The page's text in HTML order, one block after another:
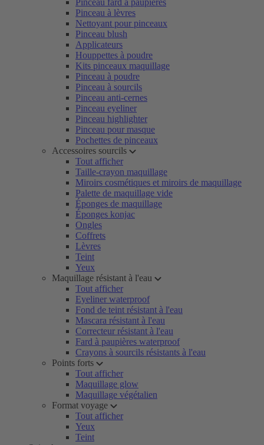
Pinceau fard à paupières
Pinceau à lèvres
Nettoyant pour pinceaux
Pinceau blush
Applicateurs
Houppettes à poudre
Kits pinceaux maquillage
Pinceau à poudre
Pinceau à sourcils
Pinceau anti-cernes
Pinceau eyeliner
Pinceau highlighter
Pinceau pour masque
Pochettes de pinceaux
Accessoires sourcils
Tout afficher
Taille-crayon maquillage
Miroirs cosmétiques et miroirs de maquillage
Palette de maquillage vide
Éponges de maquillage
Éponges konjac
Ongles
Coffrets
Lèvres
Teint
Yeux
Maquillage résistant à l'eau
Tout afficher
Eyeliner waterproof
Fond de teint résistant à l'eau
Mascara résistant à l'eau
Correcteur résistant à l'eau
Fard à paupières waterproof
Crayons à sourcils résistants à l'eau
Points forts
Tout afficher
Maquillage glow
Maquillage végétalien
Format voyage
Tout afficher
Yeux
Teint